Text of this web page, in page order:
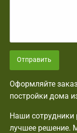
Отправить
Оформляйте
постройки дома
Наши сотрудники
лучшее решение.